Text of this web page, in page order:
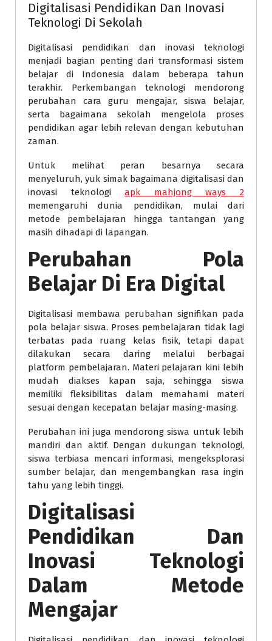
Digitalisasi Pendidikan Dan Inovasi
Teknologi Di Sekolah
Digitalisasi pendidikan dan inovasi teknologi
menjadi bagian penting dari transformasi sistem
belajar di Indonesia dalam beberapa tahun
terakhir. Perkembangan teknologi mendorong
perubahan cara guru mengajar, siswa belajar,
serta bagaimana sekolah mengelola proses
pendidikan agar lebih relevan dengan kebutuhan
zaman.
Untuk melihat peran besarnya secara
menyeluruh, yuk simak bagaimana digitalisasi dan
inovasi teknologiapk mahjong ways 2
memengaruhi dunia pendidikan, mulai dari
metode pembelajaran hingga tantangan yang
masih dihadapi di lapangan.
Perubahan Pola
Belajar Di Era Digital
Digitalisasi membawa perubahan signifikan pada
pola belajar siswa. Proses pembelajaran tidak lagi
terbatas pada ruang kelas fisik, tetapi dapat
dilakukan secara daring melalui berbagai
platform pembelajaran. Materi pelajaran kini lebih
mudah diakses kapan saja, sehingga siswa
memiliki fleksibilitas dalam memahami materi
sesuai dengan kecepatan belajar masing-masing.
Perubahan ini juga mendorong siswa untuk lebih
mandiri dan aktif. Dengan dukungan teknologi,
siswa terbiasa mencari informasi, mengeksplorasi
sumber belajar, dan mengembangkan rasa ingin
tahu yang lebih tinggi.
Digitalisasi
Pendidikan Dan
Inovasi Teknologi
Dalam Metode
Mengajar